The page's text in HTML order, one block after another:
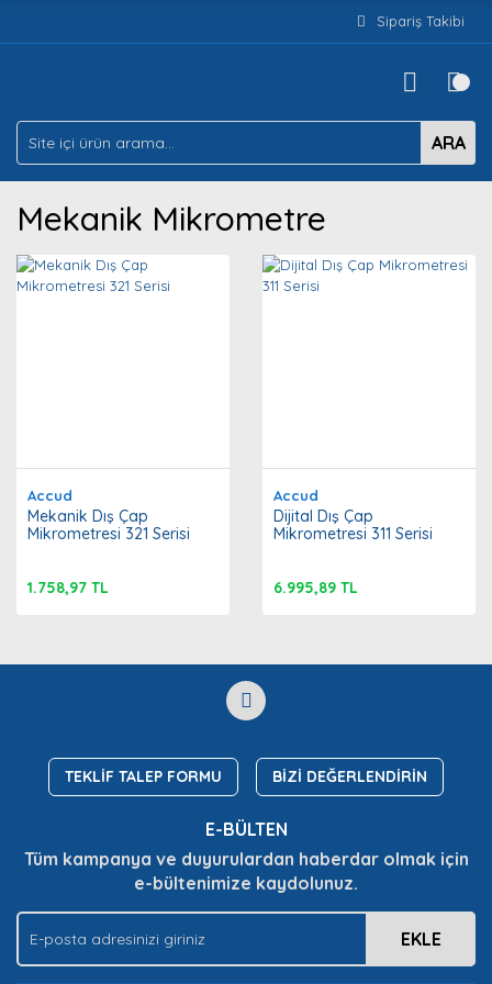
Sipariş Takibi
ARA
Mekanik Mikrometre
Accud
Mekanik Dış Çap
Mikrometresi 321 Serisi
1.758,97 TL
Accud
Dijital Dış Çap
Mikrometresi 311 Serisi
6.995,89 TL
TEKLİF TALEP FORMU BİZİ DEĞERLENDİRİN
E-BÜLTEN
Tüm kampanya ve duyurulardan haberdar olmak için
e-bültenimize kaydolunuz.
EKLE